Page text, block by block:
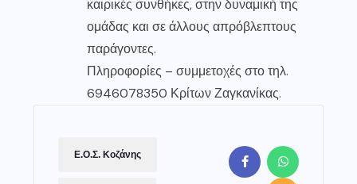
καιρικές συνθήκες, στην δυναμική της
ομάδας και σε άλλους απρόβλεπτους
παράγοντες.
Πληροφορίες – συμμετοχές στο τηλ.
6946078350 Κρίτων Ζαγκανίκας.
Ε.Ο.Σ. Κοζάνης